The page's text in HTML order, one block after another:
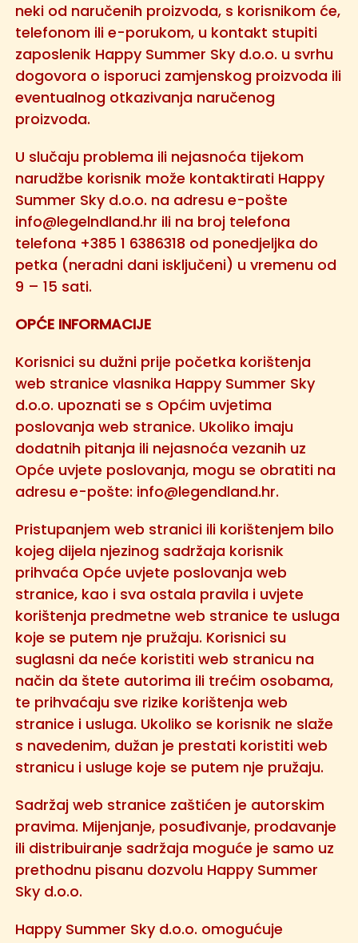
neki od naručenih proizvoda, s korisnikom će,
telefonom ili e-porukom, u kontakt stupiti
zaposlenik Happy Summer Sky d.o.o. u svrhu
dogovora o isporuci zamjenskog proizvoda ili
eventualnog otkazivanja naručenog
proizvoda.
U slučaju problema ili nejasnoća tijekom
narudžbe korisnik može kontaktirati Happy
Summer Sky d.o.o. na adresu e-pošte
info@legelndland.hr ili na broj telefona
telefona +385 1 6386318 od ponedjeljka do
petka (neradni dani isključeni) u vremenu od
9 – 15 sati.
OPĆE INFORMACIJE
Korisnici su dužni prije početka korištenja
web stranice vlasnika Happy Summer Sky
d.o.o. upoznati se s Općim uvjetima
poslovanja web stranice. Ukoliko imaju
dodatnih pitanja ili nejasnoća vezanih uz
Opće uvjete poslovanja, mogu se obratiti na
adresu e-pošte: info@legendland.hr.
Pristupanjem web stranici ili korištenjem bilo
kojeg dijela njezinog sadržaja korisnik
prihvaća Opće uvjete poslovanja web
stranice, kao i sva ostala pravila i uvjete
korištenja predmetne web stranice te usluga
koje se putem nje pružaju. Korisnici su
suglasni da neće koristiti web stranicu na
način da štete autorima ili trećim osobama,
te prihvaćaju sve rizike korištenja web
stranice i usluga. Ukoliko se korisnik ne slaže
s navedenim, dužan je prestati koristiti web
stranicu i usluge koje se putem nje pružaju.
Sadržaj web stranice zaštićen je autorskim
pravima. Mijenjanje, posuđivanje, prodavanje
ili distribuiranje sadržaja moguće je samo uz
prethodnu pisanu dozvolu Happy Summer
Sky d.o.o.
Happy Summer Sky d.o.o. omogućuje